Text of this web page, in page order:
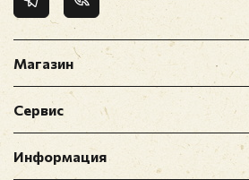
Магазин
Сервис
Информация